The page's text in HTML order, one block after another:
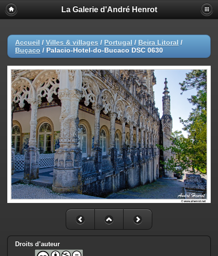
La Galerie d'André Henrot
Accueil / Villes & villages / Portugal / Beira Litoral /
Buçaco / Palacio-Hotel-do-Bucaco DSC 0630
Droits d’auteur